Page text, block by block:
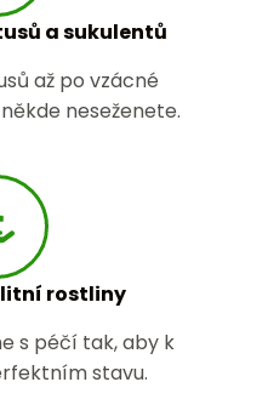
a sukulentů
až po vzácné
neseženete.
rostliny
s péčí tak, aby k
stavu.